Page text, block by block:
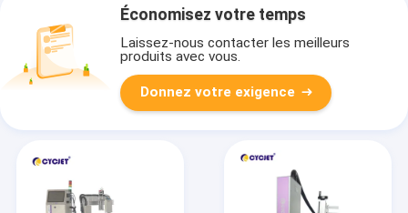
Économisez votre temps
Laissez-nous contacter les meilleurs
produits avec vous.
Donnez votre exigence